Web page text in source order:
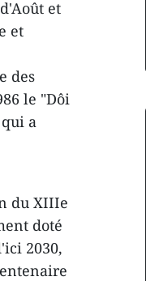
et
et
des
le "Dôi
a
du XIIIe
doté
2030,